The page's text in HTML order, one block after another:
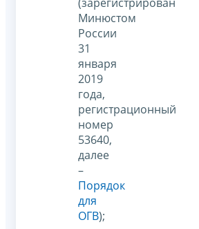
Минюстом
России
31
января
2019
года,
регистрационный
номер
53640,
далее
–
Порядок
для
ОГВ);